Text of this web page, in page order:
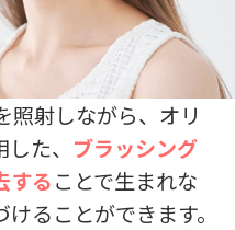
照射しながら、オリ
た、 ブラッシング
することで生まれな
ることができます。